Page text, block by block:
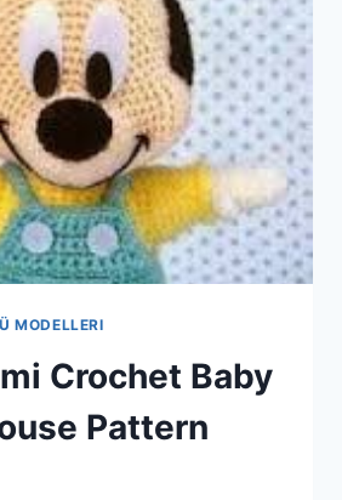
MODELLERI
Crochet Baby
Pattern